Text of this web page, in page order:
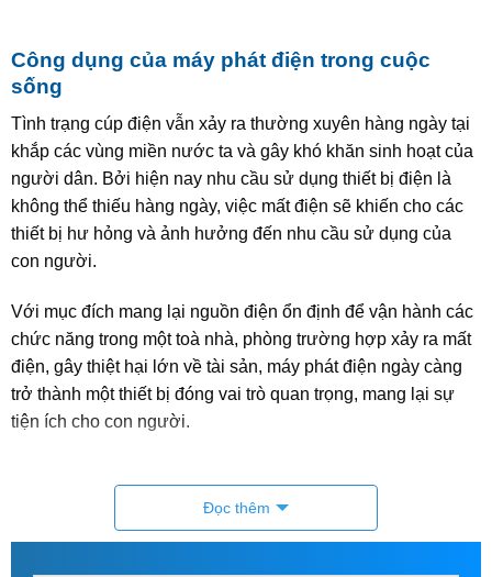
Công dụng của máy phát điện trong cuộc
sống
Tình trạng cúp điện vẫn xảy ra thường xuyên hàng ngày tại
khắp các vùng miền nước ta và gây khó khăn sinh hoạt của
người dân. Bởi hiện nay nhu cầu sử dụng thiết bị điện là
không thể thiếu hàng ngày, việc mất điện sẽ khiến cho các
thiết bị hư hỏng và ảnh hưởng đến nhu cầu sử dụng của
con người.
Với mục đích mang lại nguồn điện ổn định để vận hành các
chức năng trong một toà nhà, phòng trường hợp xảy ra mất
điện, gây thiệt hại lớn về tài sản, máy phát điện ngày càng
trở thành một thiết bị đóng vai trò quan trọng, mang lại sự
tiện ích cho con người.
điện thiết yếu như: thắp sáng, quạt điện, xem tivi, sử dụng
máy tính, máy in, internet… trong thời gian bị cúp điện hoặc
Đọc thêm